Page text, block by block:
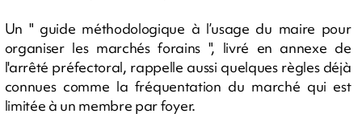
Un " guide méthodologique à l’usage du maire pour
organiser les marchés forains ", livré en annexe de
l'arrêté préfectoral, rappelle aussi quelques règles déjà
connues comme la fréquentation du marché qui est
limitée à un membre par foyer.